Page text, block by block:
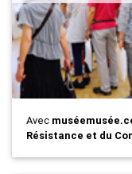
Avec
Résistance et du